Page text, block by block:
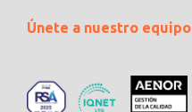
Únete a nuestro equipo